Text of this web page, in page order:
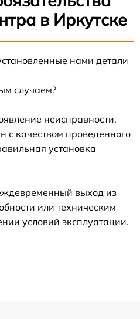
в Иркутске
нами детали
случаем?
неисправности,
с качеством проведенного
установка
выход из
или техническим
условий эксплуатации.